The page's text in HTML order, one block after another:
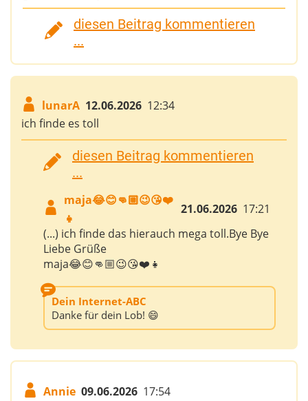
diesen Beitrag kommentieren
...
lunarA 12.06.2026 12:34
ich finde es toll
diesen Beitrag kommentieren
...
maja😂😊👊🏼😉😘❤️
👧
21.06.2026 17:21
(...) ich finde das hierauch mega toll.Bye Bye
Liebe Grüße
maja😂😊👊🏼😉😘❤️👧
Dein Internet-ABC
Danke für dein Lob! 😄
Annie 09.06.2026 17:54